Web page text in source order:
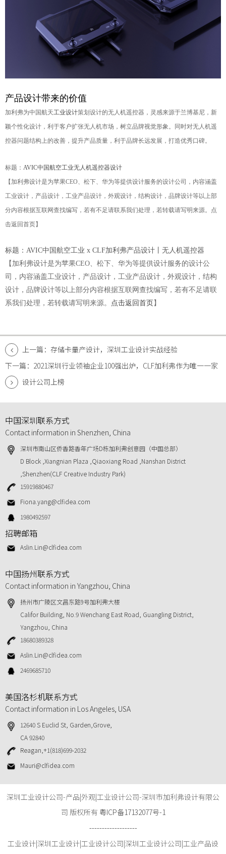
产品设计带来的价值
加利弗为中 国航天工业设计策划设计的无人机遥控器，灵感来源于兰博基尼，新
颖个性化设计，利于客户扩张无人机市场，树立品牌视觉形象。同时对无人机遥
控器问题结构上的改善，提升产品质量，利于品牌长远发展，打造优秀口碑。
标题： AVIC中国航空工业无人机遥控器设计
【加利弗设计是为苹果CEO、松下、华为等提供设计服务的设计公司， 内容涵盖
工业设计，产品设计，工业产品设计，外观设计，结构设计，品牌设计等以上部
分内容根据互联网查找编写，若有不足请联系我们处理，若转载请写明来源。 点
击返回首页】
标题： AVIC中国航空工业 x CLF加利弗产品设计丨无人机遥控器
【加利弗设计是为苹果CEO、松下、华为等提供设计服务的设计公
司， 内容涵盖工业设计，产品设计，工业产品设计，外观设计，结构
设计，品牌设计等以上部分内容根据互联网查找编写，若有不足请联
系我们处理，若转载请写明来源。
点击返回首页 】
上一篇：存储卡量产设计，深圳工业设计实战经验
下一篇：2021深圳行业领袖企业100强出炉，CLF加利弗作为唯一一家
设计公司上榜
中国深圳联系方式
Contact information in Shenzhen, China
深圳市南山区侨香路香年广场D栋加利弗创意园（中国总部）
D Block ,Xiangnian Plaza ,Qiaoxiang Road ,Nanshan District
,Shenzhen(CLF Creative Industry Park)
15919880467
Fiona.yang@clfidea.com
1980492597
招聘邮箱
Aslin.Lin@clfidea.com
中国扬州联系方式
Contact information in Yangzhou, China
扬州市广陵区文昌东路9号加利弗大楼
Califor Building, No.9 Wenchang East Road, Guangling District,
Yangzhou, China
18680389328
Aslin.Lin@clfidea.com
2469685710
美国洛杉机联系方式
Contact information in Los Angeles, USA
12640 S Euclid St, Garden,Grove,
CA 92840
Reagan,+1(818)699-2032
Mauri@clfidea.com
深圳工业设计公司-产品|外观|工业设计公司-深圳市加利弗设计有限公
司 版权所有 粤ICP备17132077号-1
-------------------
工业设计|深圳工业设计|工业设计公司|深圳工业设计公司|工业产品设